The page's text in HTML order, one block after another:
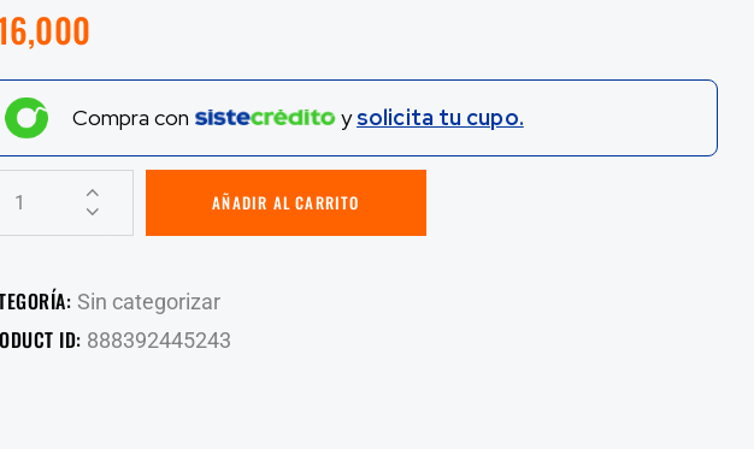
Compra con ysolicita tu cupo.
AÑADIR AL CARRITO
Sin categorizar
ID: 888392445243